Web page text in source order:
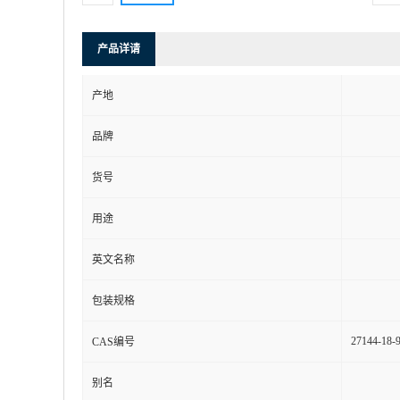
产品详请
产地
品牌
货号
用途
英文名称
包装规格
CAS编号 27144-18-9
别名